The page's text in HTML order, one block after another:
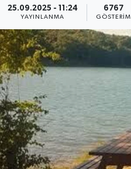
25.09.2025 - 11:24
YAYINLANMA
6767
GÖSTERIM
MAGAZİN
ÖZEL HABER
SAĞLIK
SPOR